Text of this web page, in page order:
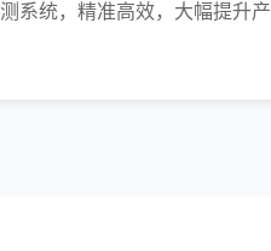
系统，精准高效，大幅提升产